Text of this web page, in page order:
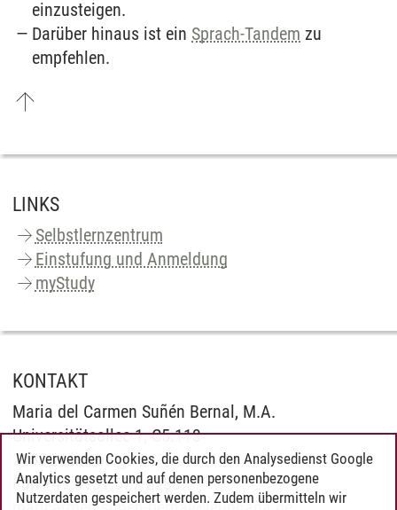
einzusteigen.
Darüber hinaus ist ein Sprach-Tandem zu
empfehlen.
LINKS
Selbstlernzentrum
Einstufung und Anmeldung
myStudy
KONTAKT
Maria del Carmen Suñén Bernal, M.A.
Universitätsallee 1, C5.113
21335 Lüneburg
Fon +49.4131.677-2283
Wir verwenden Cookies, die durch den Analysedienst Google
Analytics gesetzt und auf denen personenbezogene
Nutzerdaten gespeichert werden. Zudem übermitteln wir